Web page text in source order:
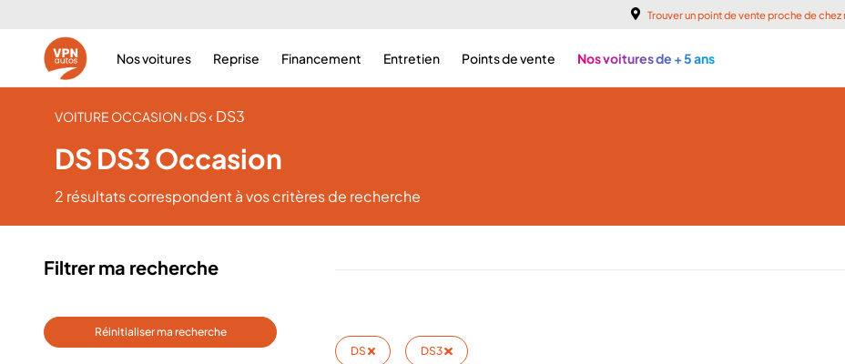
Trouver un point de vente proche de chez
Nos voitures Reprise Financement Entretien Points de vente Nos voitures de + 5 ans
VOITURE OCCASION‹ DS‹ DS3
DS DS3 Occasion
2 résultatscorrespondent à vos critères de recherche
Filtrer ma recherche
Réinitialiser ma recherche
DS DS3